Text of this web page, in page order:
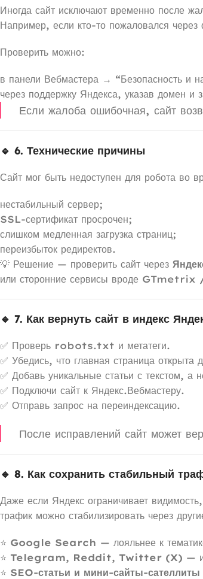
Иногда сайт исключают временно после
Например, если кто-то пожаловался
Проверить можно:
в панели Вебмастера → “Безопасность и
через поддержку Яндекса, указав домен и
Если жалоба ошибочная, сайт
🔹 6. Технические причины
Сайт мог быть недоступен для робота во
нестабильный сервер;
SSL-сертификат просрочен;
слишком медленная загрузка страниц;
переизбыток редиректов.
💡 Решение — проверить сайт через
или сторонние сервисы вроде
🔹 7. Как вернуть сайт в индекс
✅ Проверь robots.txt и метатеги.
✅ Убедись, что главная страница открыта
✅ Добавь уникальные статьи с текстом, а
✅ Подключи сайт к Яндекс.Вебмастеру.
✅ Отправь запрос на переиндексацию.
После исправлений сайт может
🔹 8. Как сохранить стабильный
Даже если Яндекс ограничивает видимость,
трафик можно стабилизировать через
⭐ Google Search — лояльнее к
⭐ Telegram, Reddit, Twitter (X) —
⭐ SEO-статьи и мини-сайты-сателлиты